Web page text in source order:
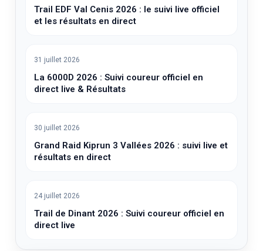
Trail EDF Val Cenis 2026 : le suivi live officiel
et les résultats en direct
31 juillet 2026
La 6000D 2026 : Suivi coureur officiel en
direct live & Résultats
30 juillet 2026
Grand Raid Kiprun 3 Vallées 2026 : suivi live et
résultats en direct
24 juillet 2026
Trail de Dinant 2026 : Suivi coureur officiel en
direct live